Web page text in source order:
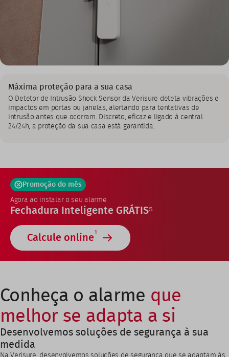
Máxima proteção para a sua casa
O Detetor de Intrusão Shock Sensor da Verisure deteta vibrações e
impactos em portas ou janelas, alertando para tentativas de
intrusão antes que ocorram. Discreto, eficaz e ligado à central
24/24h, a proteção da sua casa está garantida.
Promoção do mês
Agora ao instalar o seu alarme
Fechadura Inteligente GRÁTIS⁵
Calcule online1
Conheça o alarme que
melhor se adapta a si
Desenvolvemos soluções de segurança à sua
medida
Na Verisure, desenvolvemos soluções de segurança que se adaptam às